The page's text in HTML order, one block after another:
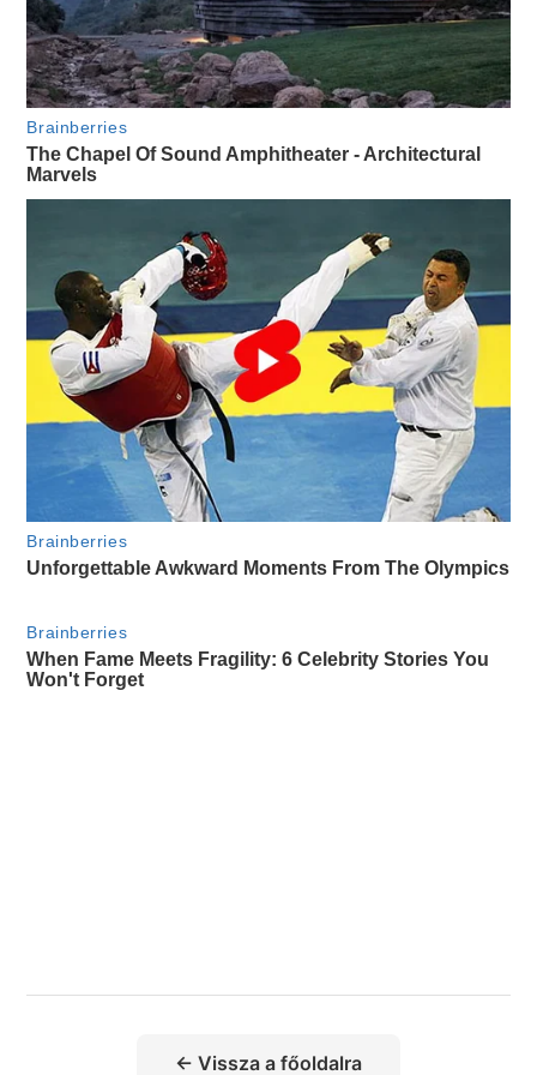
← Vissza a főoldalra